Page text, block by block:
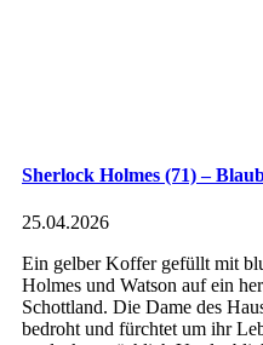
Sherlock Holmes (71) –
25.04.2026
Ein gelber Koffer gefüllt mit
Holmes und Watson auf ein
Schottland. Die Dame des
bedroht und fürchtet um ihr